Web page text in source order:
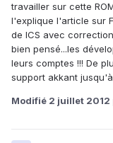
travailler sur cette
l'explique l'article sur
de ICS avec
bien pensé...les
leurs comptes !!! De
support akkant
Modifié 2 juillet 2012